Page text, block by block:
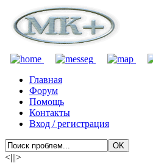
Главная
Форум
Помощь
Контакты
Вход / регистрация
<|||>